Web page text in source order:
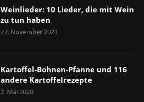
Weinlieder: 10 Lieder, die mit Wein
zu tun haben
27. November 2021
Kartoffel-Bohnen-Pfanne und 116
andere Kartoffelrezepte
2. Mai 2020